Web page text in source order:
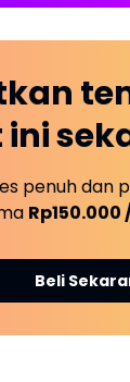
ini
penuh dan
Rp150.000
Beli